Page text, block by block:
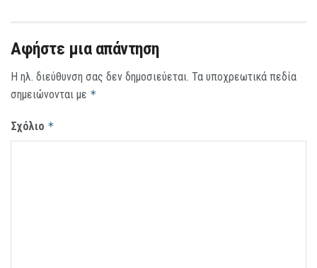
Αφήστε μια απάντηση
Η ηλ. διεύθυνση σας δεν δημοσιεύεται. Τα υποχρεωτικά πεδία
σημειώνονται με *
Σχόλιο *